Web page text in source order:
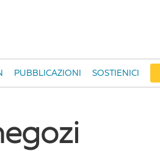
PUBBLICAZIONI SOSTIENICI